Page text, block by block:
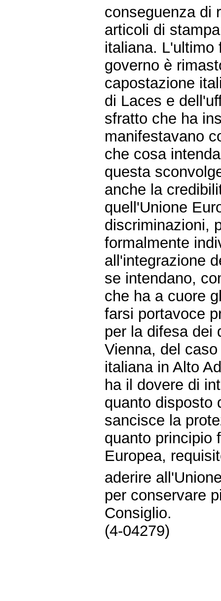
conseguenza di
articoli di
italiana. L'ultimo
governo è
capostazione
di Laces e
sfratto che ha
manifestavano
che cosa
questa
anche la
quell'Unione
discriminazioni,
formalmente
all'integrazione
se intendano,
che ha a cuore
farsi portavoce
per la difesa dei
Vienna, del
italiana in Alto
ha il dovere di
quanto disposto
sancisce la
quanto principio
Europea,
aderire
per conservare
Consiglio.
(4-04279)